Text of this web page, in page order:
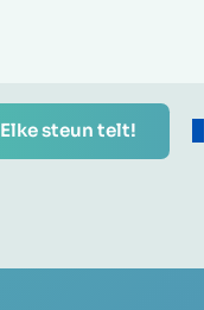
Elke steun telt!